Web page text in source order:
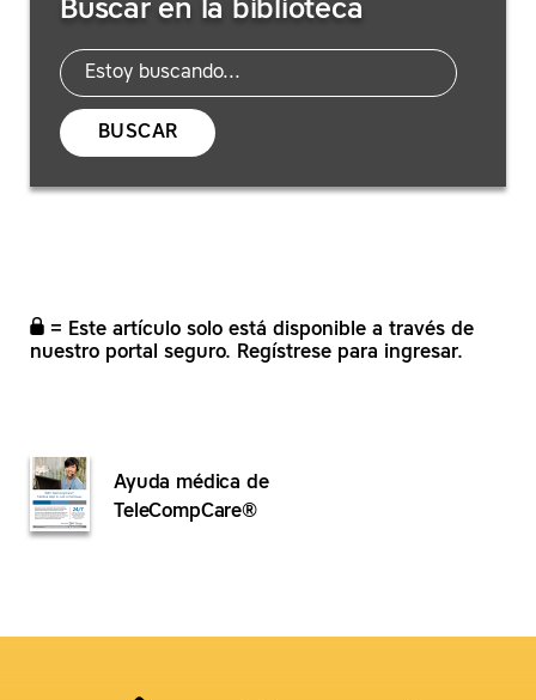
Buscar en la biblioteca
recursos
BUSCAR
= Este artículo solo está disponible a través de
nuestro portal seguro. Regístrese para ingresar.
Ayuda médica de
TeleCompCare®